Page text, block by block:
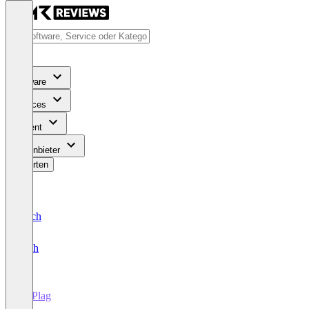
Software
Services
Content
Für Anbieter
Bewerten
Deutsch
English
NoPlag